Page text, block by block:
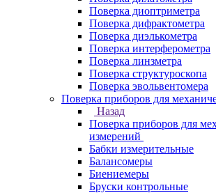
Поверка диоптриметра
Поверка дифрактометра
Поверка диэлькометра
Поверка интерферометра
Поверка линзметра
Поверка структуроскопа
Поверка эвольвентомера
Поверка приборов для
Назад
Поверка приборов для
измерений
Бабки измерительные
Балансомеры
Биениемеры
Бруски контрольные